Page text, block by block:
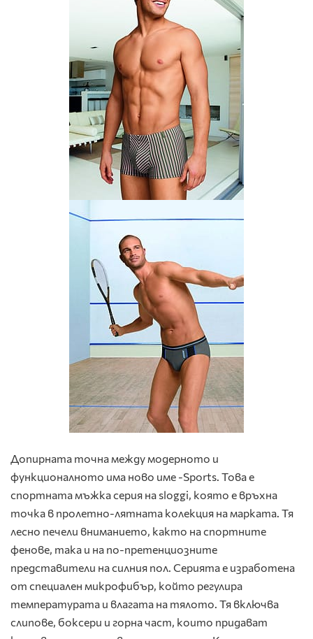
Допирната точна между модерното и
функционалното има ново име -Sports. Това е
спортната мъжка серия на sloggi, която е връхна
точка в пролетно-лятната колекция на марката. Тя
лесно печели вниманието, както на спортните
фенове, така и на по-претенциозните
представители на силния пол. Серията е изработена
от специален микрофибър, който регулира
температурата и влагата на тялото. Тя включва
слипове, боксери и горна част, които придават